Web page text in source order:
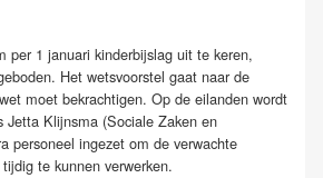
per 1 januari kinderbijslag uit te keren,
Het wetsvoorstel gaat naar de
moet bekrachtigen. Op de eilanden wordt
Jetta Klijnsma (Sociale Zaken en
personeel ingezet om de verwachte
te kunnen verwerken.